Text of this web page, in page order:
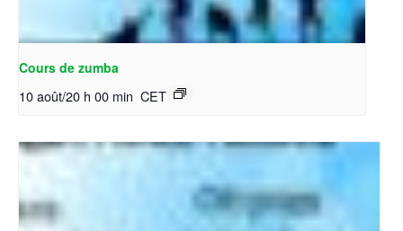
Cours de zumba
10 août/20 h 00 min CET